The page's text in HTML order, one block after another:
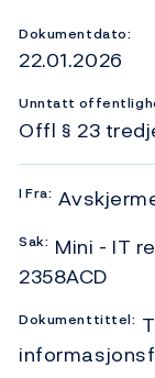
Dokumentdato:
22.01.2026
Unntatt
Offl § 23
I Fra:
Sak: Mini - IT
2358ACD
Dokumenttittel: